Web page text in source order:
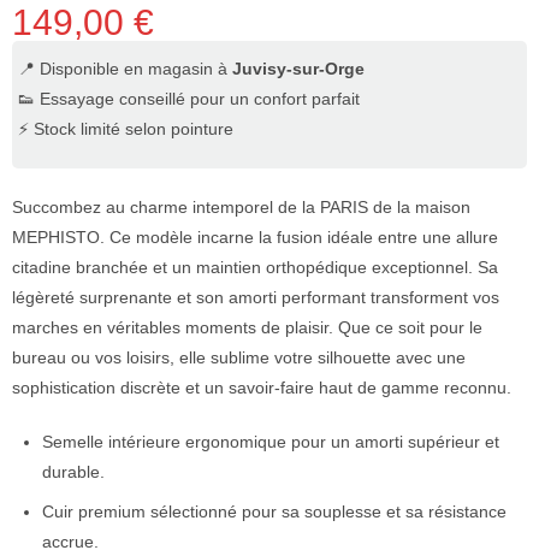
149,00 €
📍 Disponible en magasin à Juvisy-sur-Orge
👟 Essayage conseillé pour un confort parfait
⚡ Stock limité selon pointure
Succombez au charme intemporel de la PARIS de la maison
MEPHISTO. Ce modèle incarne la fusion idéale entre une allure
citadine branchée et un maintien orthopédique exceptionnel. Sa
légèreté surprenante et son amorti performant transforment vos
marches en véritables moments de plaisir. Que ce soit pour le
bureau ou vos loisirs, elle sublime votre silhouette avec une
sophistication discrète et un savoir-faire haut de gamme reconnu.
Semelle intérieure ergonomique pour un amorti supérieur et
durable.
Cuir premium sélectionné pour sa souplesse et sa résistance
accrue.